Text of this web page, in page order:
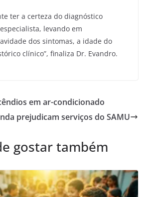
ter a certeza do diagnóstico
levando em
dos sintomas, a idade do
clínico”, finaliza Dr. Evandro.
em ar-condicionado
prejudicam serviços do SAMU
gostar também